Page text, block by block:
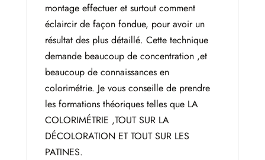
montage effectuer et surtout comment
éclaircir de façon fondue, pour avoir un
résultat des plus détaillé. Cette technique
demande beaucoup de concentration ,et
beaucoup de connaissances en
colorimétrie. Je vous conseille de prendre
les formations théoriques telles que LA
COLORIMÉTRIE ,TOUT SUR LA
DÉCOLORATION ET TOUT SUR LES
PATINES.